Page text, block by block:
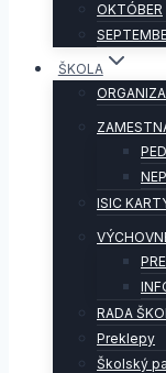
OKTÓBER
ŠKOLA
ISIC
RADA
Preklepy
Školský